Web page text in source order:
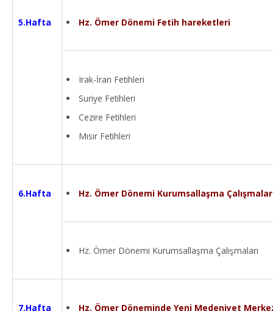
5.Hafta Hz. Ömer Dönemi Fetih hareketleri
Irak-İran Fetihleri
Suriye Fetihleri
Cezire Fetihleri
Mısır Fetihleri
6.Hafta Hz. Ömer Dönemi Kurumsallaşma
Hz. Ömer Dönemi Kurumsallaşma Çalışmaları
7.Hafta Hz. Ömer Döneminde Yeni Medeniyet